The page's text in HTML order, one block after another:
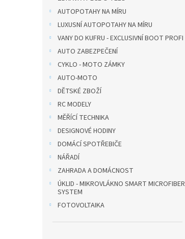
AUTOPOTAHY NA MÍRU
LUXUSNÍ AUTOPOTAHY NA MÍRU
VANY DO KUFRU - EXCLUSIVNÍ BOOT PROFI
AUTO ZABEZPEČENÍ
CYKLO - MOTO ZÁMKY
AUTO-MOTO
DĚTSKÉ ZBOŽÍ
RC MODELY
MĚŘÍCÍ TECHNIKA
DESIGNOVÉ HODINY
DOMÁCÍ SPOTŘEBIČE
NÁŘADÍ
ZAHRADA A DOMÁCNOST
ÚKLID - MIKROVLÁKNO SMART MICROFIBER
SYSTEM
FOTOVOLTAIKA